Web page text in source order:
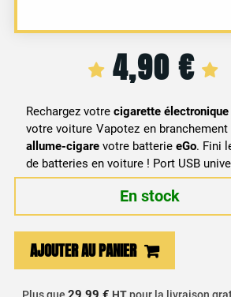
4,90€
Rechargez votrecigarette électronique
votre voiture Vapotez en
allume-cigarevotre batterieeGo. Fini
de batteries en voiture ! Port USB
En stock
allume
AJOUTER AU PANIER